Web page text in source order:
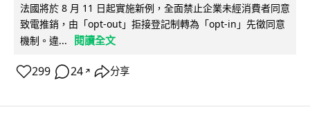
法國將於 8 月 11 日起實施新例，全面禁止企業未經消費者同意
致電推銷，由「opt-out」拒接登記制轉為「opt-in」先徵同意
機制。違...
閱讀全文
299 24 ↗ 分享